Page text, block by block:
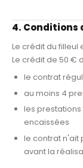
4.
Le crédit du
Le crédit de 50 €
le contrat
au moins 4
les
encaissées
le contrat n'ait
avant la